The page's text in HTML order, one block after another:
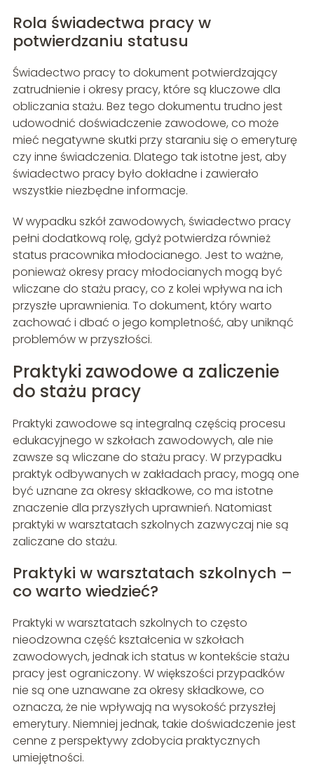
Rola świadectwa pracy w
potwierdzaniu statusu
Świadectwo pracy to dokument potwierdzający
zatrudnienie i okresy pracy, które są kluczowe dla
obliczania stażu. Bez tego dokumentu trudno jest
udowodnić doświadczenie zawodowe, co może
mieć negatywne skutki przy staraniu się o emeryturę
czy inne świadczenia. Dlatego tak istotne jest, aby
świadectwo pracy było dokładne i zawierało
wszystkie niezbędne informacje.
W wypadku szkół zawodowych, świadectwo pracy
pełni dodatkową rolę, gdyż potwierdza również
status pracownika młodocianego. Jest to ważne,
ponieważ okresy pracy młodocianych mogą być
wliczane do stażu pracy, co z kolei wpływa na ich
przyszłe uprawnienia. To dokument, który warto
zachować i dbać o jego kompletność, aby uniknąć
problemów w przyszłości.
Praktyki zawodowe a zaliczenie
do stażu pracy
Praktyki zawodowe są integralną częścią procesu
edukacyjnego w szkołach zawodowych, ale nie
zawsze są wliczane do stażu pracy. W przypadku
praktyk odbywanych w zakładach pracy, mogą one
być uznane za okresy składkowe, co ma istotne
znaczenie dla przyszłych uprawnień. Natomiast
praktyki w warsztatach szkolnych zazwyczaj nie są
zaliczane do stażu.
Praktyki w warsztatach szkolnych –
co warto wiedzieć?
Praktyki w warsztatach szkolnych to często
nieodzowna część kształcenia w szkołach
zawodowych, jednak ich status w kontekście stażu
pracy jest ograniczony. W większości przypadków
nie są one uznawane za okresy składkowe, co
oznacza, że nie wpływają na wysokość przyszłej
emerytury. Niemniej jednak, takie doświadczenie jest
cenne z perspektywy zdobycia praktycznych
umiejętności.